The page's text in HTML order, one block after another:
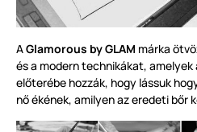
AGlamorous by GLAM márka
és a modern technikákat,
előterébe hozzák, hogy lássuk
nő ékének, amilyen az eredeti bőr